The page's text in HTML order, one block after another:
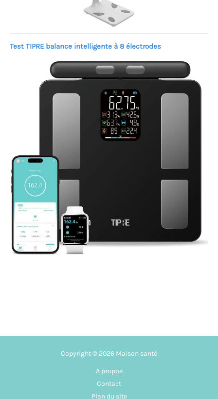
Test TIPRE balance intelligente à 8 électrodes
Copyright © 2026 Maison santé
A propos
Contact
Plan du site